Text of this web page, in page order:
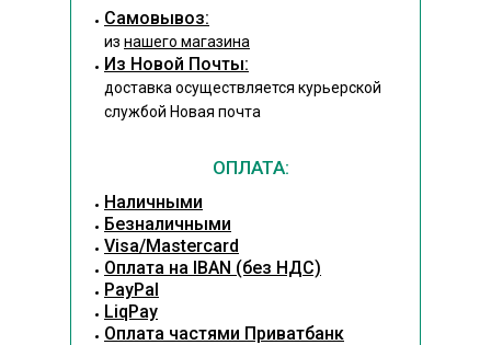
Cамовывоз:
из нашего магазина
Из Новой Почты:
доставка осуществляется курьерской
службой Новая почта
ОПЛАТА:
Наличными
Безналичными
Visa/Mastercard
Оплата на IBAN (без НДС)
PayPal
LiqPay
Оплата частями Приватбанк